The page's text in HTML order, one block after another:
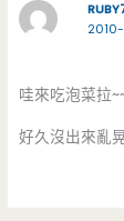
哇來吃泡菜拉
好久沒出來亂